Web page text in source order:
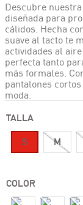
Descubre
diseñada para
cálidos. Hecha
suave al tacto te
actividades al
perfecta tanto
más formales.
pantalones
moda.
TALLA
S M
COLOR